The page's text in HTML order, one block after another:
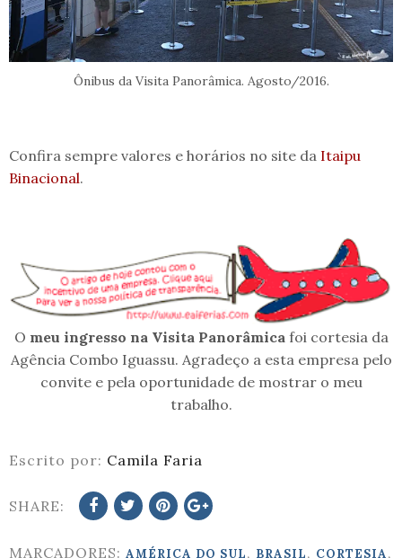
Ônibus da Visita Panorâmica. Agosto/2016.
Confira sempre valores e horários no site da Itaipu
Binacional.
O meu ingresso na Visita Panorâmica foi cortesia da
Agência Combo Iguassu. Agradeço a esta empresa pelo
convite e pela oportunidade de mostrar o meu
trabalho.
Escrito por: Camila Faria
SHARE:
MARCADORES: AMÉRICA DO SUL, BRASIL, CORTESIA,